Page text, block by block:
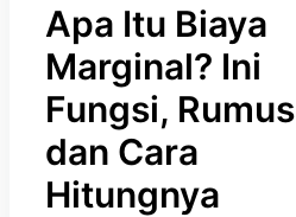
Apa Itu Biaya
Marginal? Ini
Fungsi, Rumus
dan Cara
Hitungnya